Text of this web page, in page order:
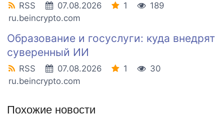
RSS 07.08.2026 1
189
ru.beincrypto.com
Образование и госуслуги: куда внедрят
суверенный ИИ
RSS 07.08.2026 1
30
ru.beincrypto.com
Похожие новости